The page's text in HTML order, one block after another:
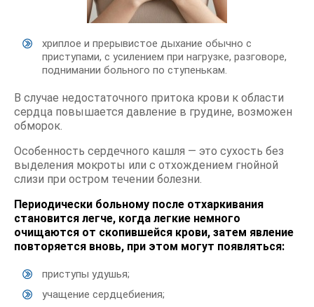
хриплое и прерывистое дыхание обычно с
приступами, с усилением при нагрузке, разговоре,
поднимании больного по ступенькам.
В случае недостаточного притока крови к области
сердца повышается давление в грудине, возможен
обморок.
Особенность сердечного кашля — это сухость без
выделения мокроты или с отхождением гнойной
слизи при остром течении болезни.
Периодически больному после отхаркивания
становится легче, когда легкие немного
очищаются от скопившейся крови, затем явление
повторяется вновь, при этом могут появляться:
приступы удушья;
учащение сердцебиения;